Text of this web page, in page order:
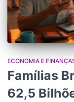
ECONOMIA E
Famílias
62,5